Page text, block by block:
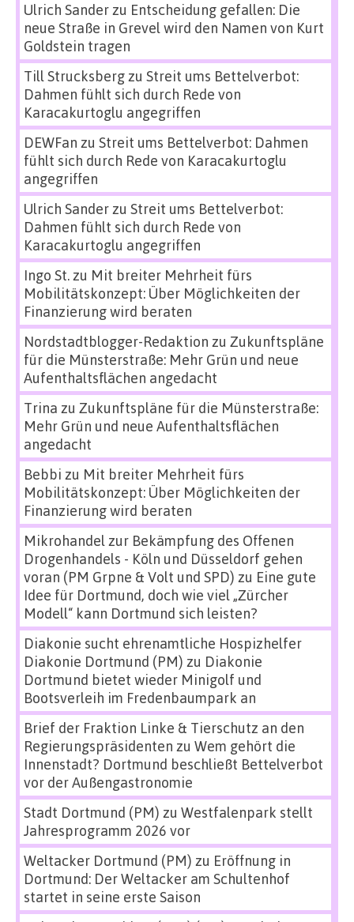
Ulrich Sanderzu Entscheidung gefallen: Die
neue Straße in Grevel wird den Namen von Kurt
Goldstein tragen
Till Strucksbergzu Streit ums Bettelverbot:
Dahmen fühlt sich durch Rede von
Karacakurtoglu angegriffen
DEWFan zu Streit ums Bettelverbot: Dahmen
fühlt sich durch Rede von Karacakurtoglu
angegriffen
Ulrich Sanderzu Streit ums Bettelverbot:
Dahmen fühlt sich durch Rede von
Karacakurtoglu angegriffen
Ingo St.zu Mit breiter Mehrheit fürs
Mobilitätskonzept: Über Möglichkeiten der
Finanzierung wird beraten
Nordstadtblogger-Redaktion zu Zukunftspläne
für die Münsterstraße: Mehr Grün und neue
Aufenthaltsflächen angedacht
Trina zu Zukunftspläne für die Münsterstraße:
Mehr Grün und neue Aufenthaltsflächen
angedacht
Bebbi zu Mit breiter Mehrheit fürs
Mobilitätskonzept: Über Möglichkeiten der
Finanzierung wird beraten
Mikrohandel zur Bekämpfung des Offenen
Drogenhandels - Köln und Düsseldorf gehen
voran (PM Grpne & Volt und SPD) zu Eine gute
Idee für Dortmund, doch wie viel „Zürcher
Modell“ kann Dortmund sich leisten?
Diakonie sucht ehrenamtliche Hospizhelfer
Diakonie Dortmund (PM) zu Diakonie
Dortmund bietet wieder Minigolf und
Bootsverleih im Fredenbaumpark an
Brief der Fraktion Linke & Tierschutz an den
Regierungspräsidenten zu Wem gehört die
Innenstadt? Dortmund beschließt Bettelverbot
vor der Außengastronomie
Stadt Dortmund (PM) zu Westfalenpark stellt
Jahresprogramm 2026 vor
Weltacker Dortmund (PM) zu Eröffnung in
Dortmund: Der Weltacker am Schultenhof
startet in seine erste Saison